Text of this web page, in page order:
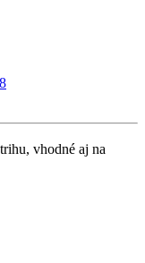
vhodné aj na